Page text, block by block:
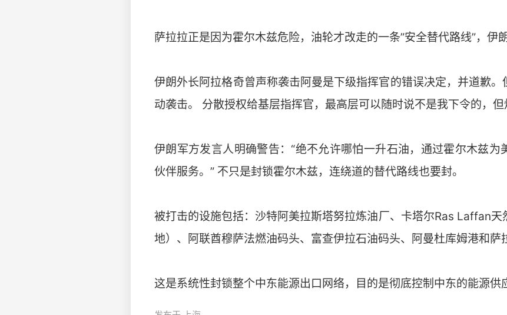
萨拉拉正是因为霍尔木兹危险，油轮才改走的一条”安全替代路线”，伊
伊朗外长阿拉格奇曾声称袭击阿曼是下级指挥官的错误决定，并道歉
动袭击。 分散授权给基层指挥官，最高层可以随时说不是我下令的，但
伊朗军方发言人明确警告：“绝不允许哪怕一升石油，通过霍尔木兹为
伙伴服务。” 不只是封锁霍尔木兹，连绕道的替代路线也要封。
被打击的设施包括：沙特阿美拉斯塔努拉炼油厂、卡塔尔Ras Laffan天
地）、阿联酋穆萨法燃油码头、富查伊拉石油码头、阿曼杜库姆港和萨
这是系统性封锁整个中东能源出口网络，目的是彻底控制中东的能源供